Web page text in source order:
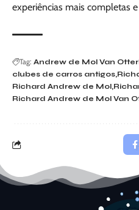
experiências mais completas
Tag: Andrew de Mol Van
clubes de carros antigos
Richard Andrew de Mol
Richard Andrew de Mol Van